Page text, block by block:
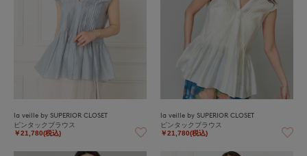
la veille by SUPERIOR CLOSET
ピンタックブラウス
￥21,780(税込)
la veille by SUPERIOR CLOSET
ピンタックブラウス
￥21,780(税込)